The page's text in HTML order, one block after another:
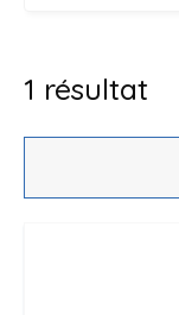
1 résultat